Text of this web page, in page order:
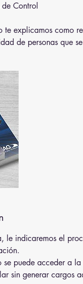
Control
te explicamos como
de personas que
le indicaremos el
puede acceder a
sin generar cargos